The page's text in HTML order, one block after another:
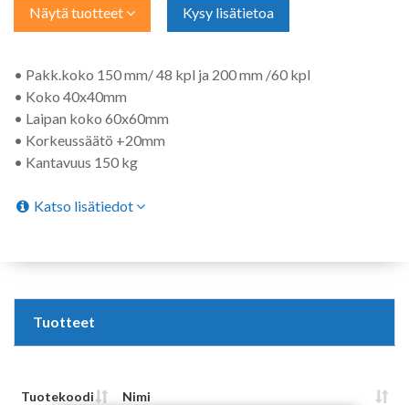
Näytä tuotteet Kysy lisätietoa
• Pakk.koko 150 mm/ 48 kpl ja 200 mm /60 kpl
• Koko 40x40mm
• Laipan koko 60x60mm
• Korkeussäätö +20mm
• Kantavuus 150 kg
Katso lisätiedot
Tuotteet
Tuotekoodi Nimi